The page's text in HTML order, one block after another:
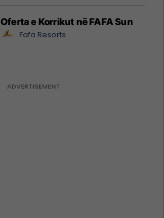
Oferta e Korrikut në FAFA Sun
Fafa Resorts